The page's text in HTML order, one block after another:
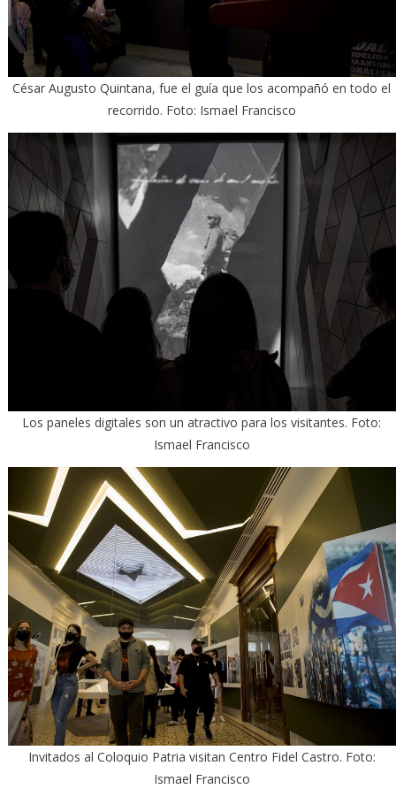
César Augusto Quintana, fue el guía que los acompañó en todo el
recorrido. Foto: Ismael Francisco
Los paneles digitales son un atractivo para los visitantes. Foto:
Ismael Francisco
Invitados al Coloquio Patria visitan Centro Fidel Castro. Foto:
Ismael Francisco